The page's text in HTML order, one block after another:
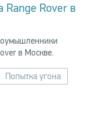
Range Rover в
в Москве.
Попытка угона